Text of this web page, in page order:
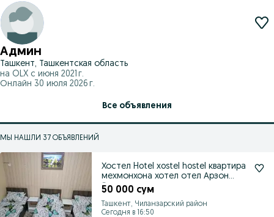
Админ
Ташкент, Ташкентская область
на OLX с июня 2021 г.
Онлайн 30 июля 2026 г.
Все объявления
МЫ НАШЛИ 37 ОБЪЯВЛЕНИЙ
Хостел Hotel xostel hostel квартира
мехмонхона хотел отел Арзон
ётокхо
50 000 сум
Ташкент, Чиланзарский район
Сегодня в 16:50